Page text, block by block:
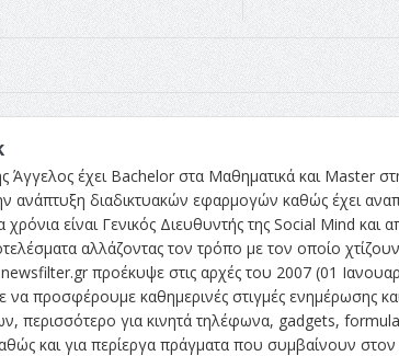
Άγγελος έχει Bachelor στα Μαθηματικά και Master
ανάπτυξη διαδικτυακών εφαρμογών καθώς έχει
χρόνια είναι Γενικός Διευθυντής της Social Mind και
αλλάζοντας τον τρόπο με τον οποίο
προέκυψε στις αρχές του 2007 (01
να προσφέρουμε καθημερινές στιγμές ενημέρωσης
περισσότερο για κινητά τηλέφωνα, gadgets, formula
και για περίεργα πράγματα που συμβαίνουν